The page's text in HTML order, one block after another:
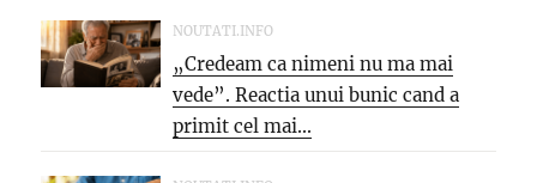
NOUTATI.INFO
„Credeam ca nimeni nu ma mai
vede”. Reactia unui bunic cand a
primit cel mai...